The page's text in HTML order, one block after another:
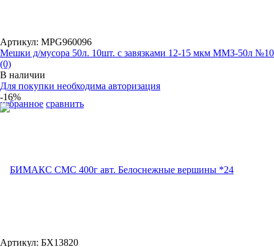
избранное сравнить
Артикул: MPG960096
Мешки д/мусора 50л. 10шт. с завязками 12-15 мкм ММЗ-50л №10
(0)
В наличии
Для покупки необходима авторизация
-16%
Артикул: БХ13820